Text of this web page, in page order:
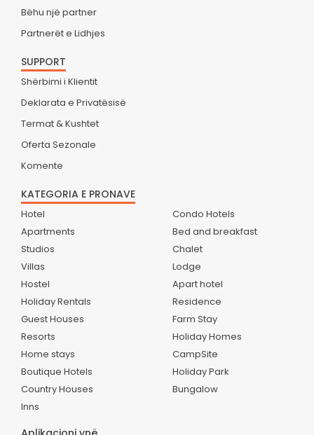
Bëhu një partner
Partnerët e Lidhjes
SUPPORT
Shërbimi i Klientit
Deklarata e Privatësisë
Termat & Kushtet
Oferta Sezonale
Komente
KATEGORIA E PRONAVE
Hotel
Apartments
Studios
Villas
Hostel
Holiday Rentals
Guest Houses
Resorts
Home stays
Boutique Hotels
Country Houses
Inns
Condo Hotels
Bed and breakfast
Chalet
Lodge
Apart hotel
Residence
Farm Stay
Holiday Homes
CampSite
Holiday Park
Bungalow